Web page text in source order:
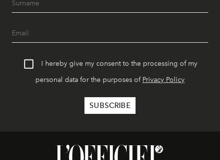
I hereby give my consent to the processing of my
personal data for the purposes of Privacy Policy